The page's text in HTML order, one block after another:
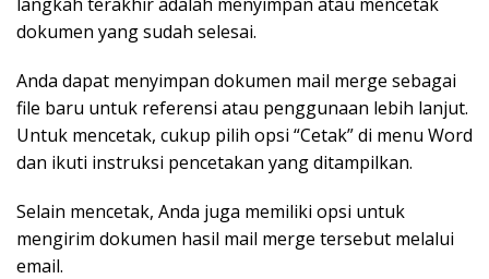
dokumen yang sudah selesai.
Anda dapat menyimpan dokumen mail merge sebagai
file baru untuk referensi atau penggunaan lebih lanjut.
Untuk mencetak, cukup pilih opsi “Cetak” di menu Word
dan ikuti instruksi pencetakan yang ditampilkan.
Selain mencetak, Anda juga memiliki opsi untuk
mengirim dokumen hasil mail merge tersebut melalui
email.